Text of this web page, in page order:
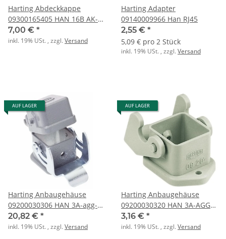
Harting Abdeckkappe
09300165405 HAN 16B AK-
Kunststoff
7,00 € *
inkl. 19% USt. , zzgl.Versand
Harting Adapter
09140009966 Han RJ45
2,55 € *
5,09 € pro 2 Stück
inkl. 19% USt. , zzgl.Versand
AUF LAGER
Harting Anbaugehäuse
09200030306 HAN 3A-agg-
QB-K
20,82 € *
inkl. 19% USt. , zzgl.Versand
AUF LAGER
Harting Anbaugehäuse
09200030320 HAN 3A-AGG-
QB (grau) KU
3,16 € *
inkl. 19% USt. , zzgl.Versand